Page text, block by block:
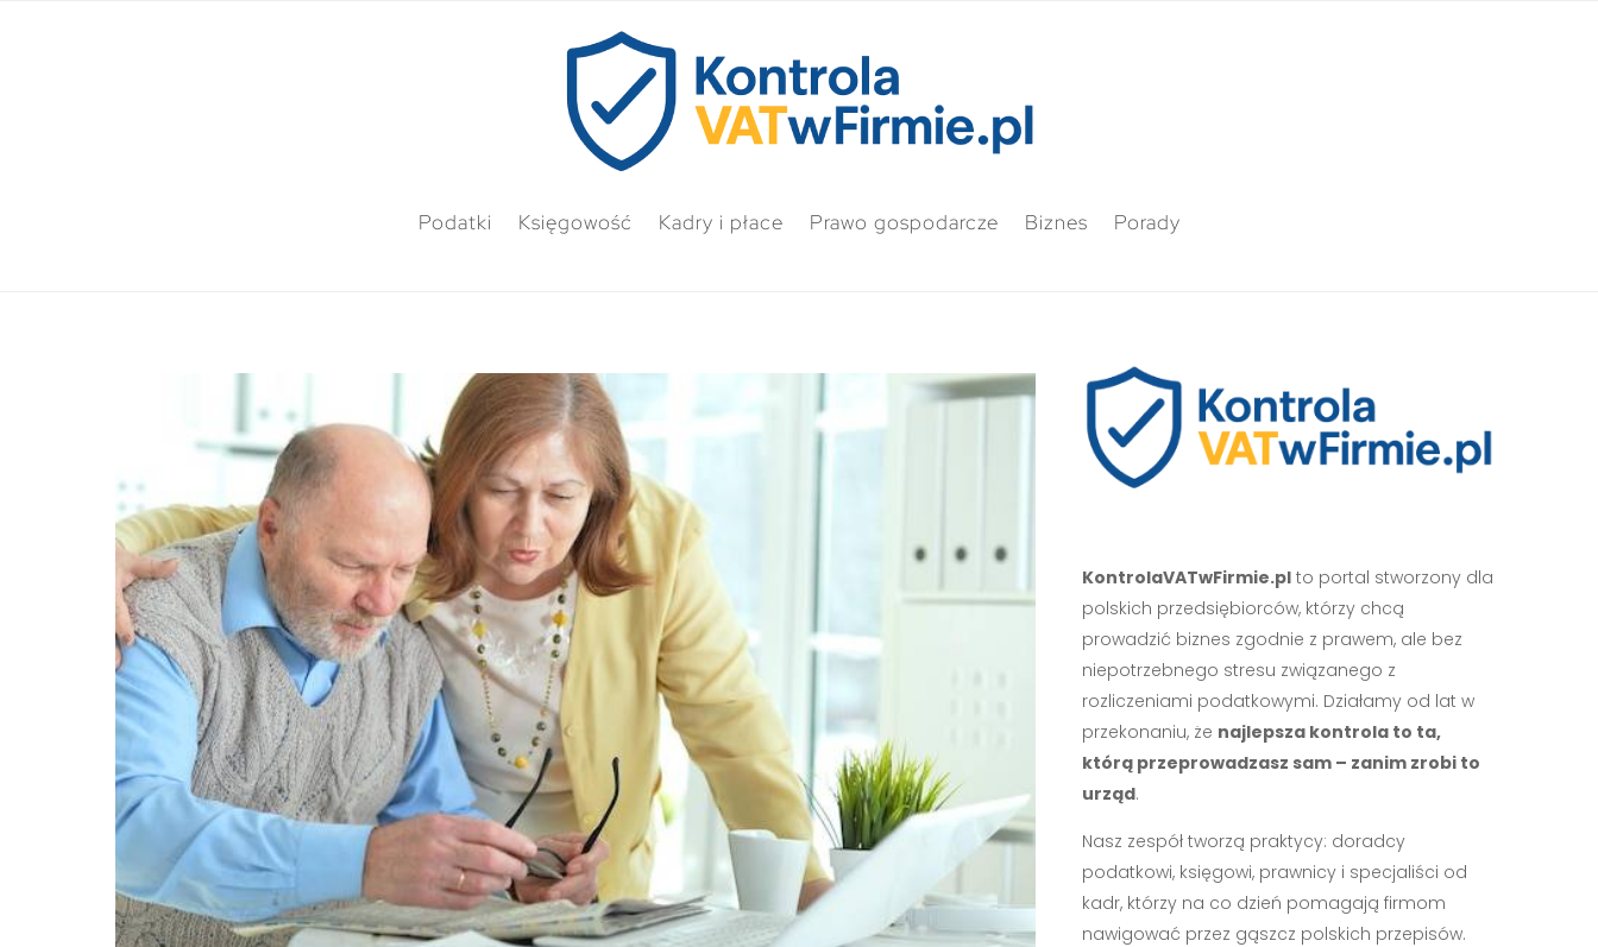
Podatki Księgowość Kadry i płace Prawo gospodarcze Biznes Porady
KontrolaVATwFirmie.plto portal stworzony dla
polskich przedsiębiorców, którzy chcą
prowadzić biznes zgodnie z prawem, ale bez
niepotrzebnego stresu związanego z
rozliczeniami podatkowymi. Działamy od lat w
przekonaniu, że najlepsza kontrola to ta,
którą przeprowadzasz sam – zanim zrobi to
urząd.
Nasz zespół tworzą praktycy: doradcy
podatkowi, księgowi, prawnicy i specjaliści od
kadr, którzy na co dzień pomagają firmom
nawigować przez gąszcz polskich przepisów.